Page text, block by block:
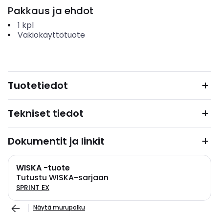
Pakkaus ja ehdot
1 kpl
Vakiokäyttötuote
Tuotetiedot
Tekniset tiedot
Dokumentit ja linkit
WISKA -tuote
Tutustu WISKA-sarjaan
SPRINT EX
Näytä murupolku